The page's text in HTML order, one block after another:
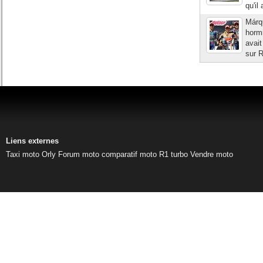
qu'il
sur
Liens externes
Taxi moto Orly Forum moto comparatif moto R1 turbo Vendre moto